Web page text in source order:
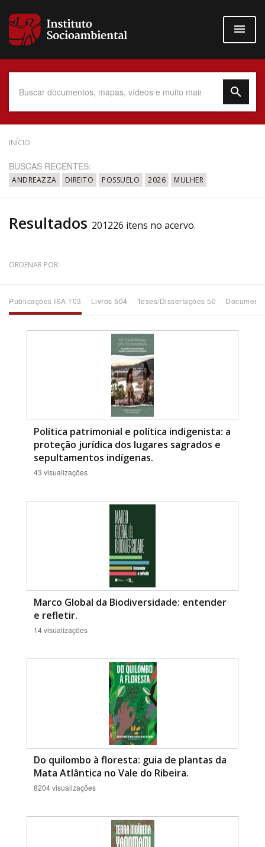
para
conteúdo
Data do Documento
Até
Povo Indígena
Área Protegida
INÍCIO
BUSCAS RECENTES:
ANDREAZZA DIREITO POSSUELO 2026 MULHER
Resultados 201226 itens no acervo.
ORDENAR POR:
Publicações ISA 103 Livros 504 Teses/Dissertações 50
Política patrimonial e política indigenista: a
proteção jurídica dos lugares sagrados e
sepultamentos indígenas.
43 visualizações
Marco Global da Biodiversidade: entender
e refletir.
14 visualizações
Do quilombo à floresta: guia de plantas da
Mata Atlântica no Vale do Ribeira.
8204 visualizações